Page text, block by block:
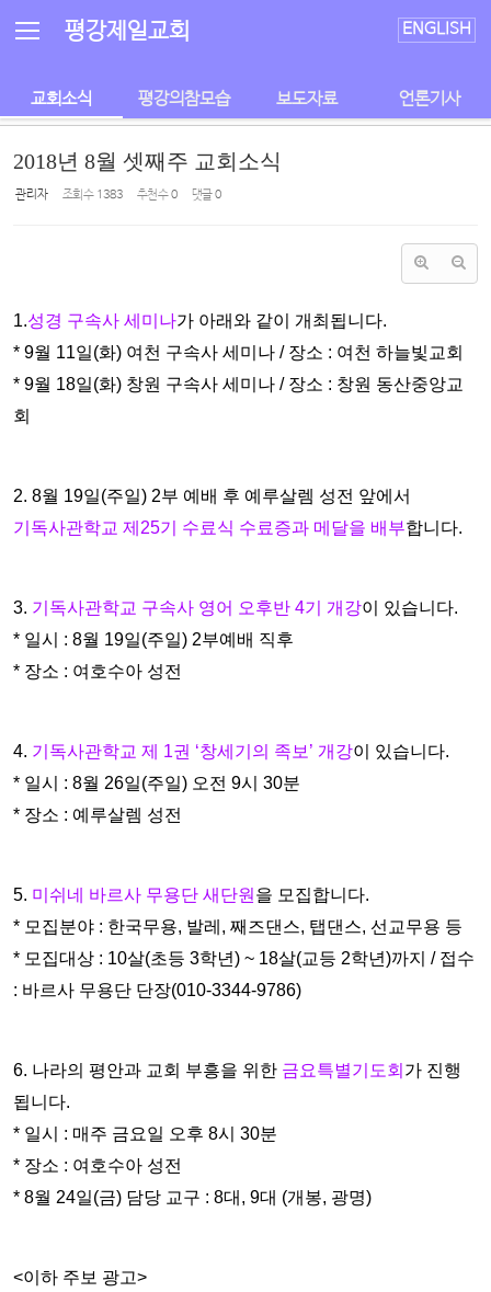
평강제일교회 ENGLISH
교회소식 평강의참모습 보도자료 언론기사
2018년 8월 셋째주 교회소식
관리자 조회 수 1383 추천 수0 댓글0
1.성경 구속사 세미나가 아래와 같이 개최됩니다.
* 9월 11일(화) 여천 구속사 세미나 / 장소 : 여천 하늘빛교회
* 9월 18일(화) 창원 구속사 세미나 / 장소 : 창원 동산중앙교
회
2. 8월 19일(주일) 2부 예배 후 예루살렘 성전 앞에서
기독사관학교 제25기 수료식 수료증과 메달을 배부합니다.
3. 기독사관학교 구속사 영어 오후반 4기 개강이 있습니다.
* 일시 : 8월 19일(주일) 2부예배 직후
* 장소 : 여호수아 성전
4. 기 독사관학교 제 1권 ‘창세기의 족보’ 개강이 있습니다.
* 일시 : 8월 26일(주일) 오전 9시 30분
* 장소 : 예루살렘 성전
5. 미쉬네 바르사 무용단 새단원 을 모집합니다.
* 모집분야 : 한국무용, 발레, 째즈댄스, 탭댄스, 선교무용 등
* 모집대상 : 10살(초등 3학년) ~ 18살(교등 2학년)까지 / 접수
: 바르사 무용단 단장(010-3344-9786)
6. 나라의 평안과 교회 부흥을 위한 금요특별기도회 가 진행
됩니 다.
* 일시 : 매주 금요일 오후 8시 30분
* 장소 : 여호수아 성전
* 8월 24일(금) 담당 교구 : 8대, 9대 (개봉, 광명)
<이하 주보 광고>